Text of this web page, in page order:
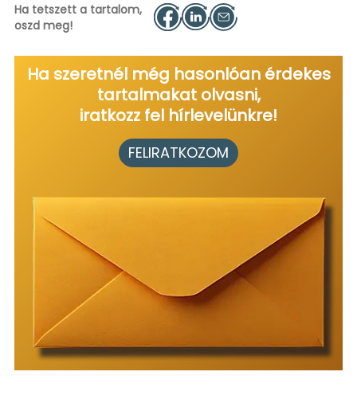
Ha tetszett a tartalom,
oszd meg!
Ha szeretnél még hasonlóan érdekes
tartalmakat olvasni,
iratkozz fel hírlevelünkre!
FELIRATKOZOM